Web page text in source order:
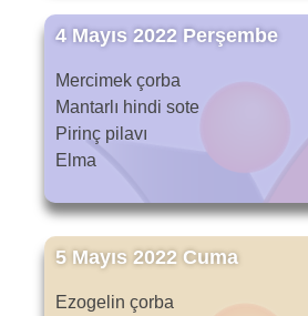
4 Mayıs 2022 Perşembe
Mercimek çorba
Mantarlı hindi sote
Pirinç pilavı
Elma
5 Mayıs 2022 Cuma
Ezogelin çorba